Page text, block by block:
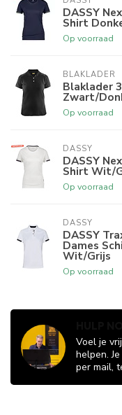
DASSY
Shirt
Op voorraad
BLAKLADER
Blaklader
Zwart/
Op voorraad
DASSY
DASSY
Shirt Wit/
Op voorraad
DASSY
DASSY
Dames
Wit/Grijs
Op voorraad
Voel je
helpen.
per mail,